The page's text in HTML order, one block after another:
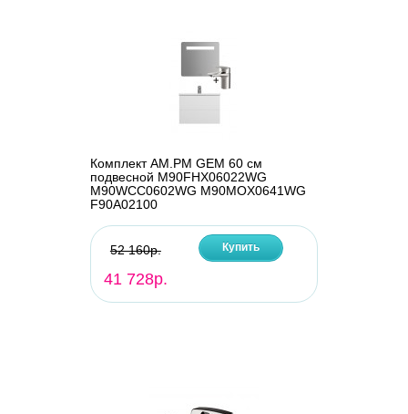
Комплект AM.PM GEM 60 см
подвесной M90FHX06022WG
M90WCC0602WG M90MOX0641WG
F90A02100
52 160р.
41 728р.
Купить